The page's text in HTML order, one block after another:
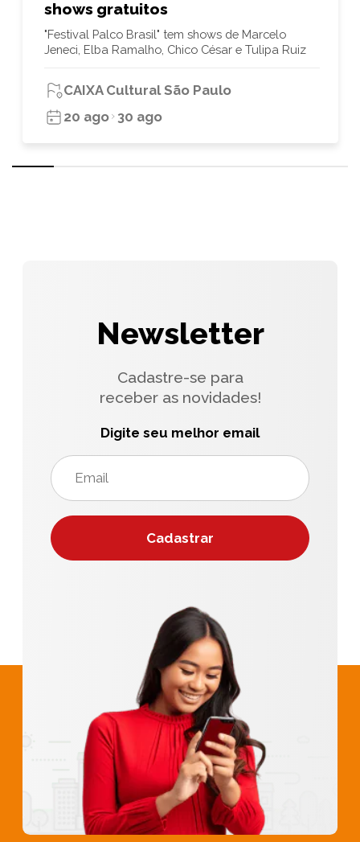
shows gratuitos
"Festival Palco Brasil" tem shows de Marcelo
Jeneci, Elba Ramalho, Chico César e Tulipa Ruiz
CAIXA Cultural São Paulo
20 ago 30 ago
Newsletter
Cadastre-se para
receber as novidades!
Digite seu melhor email